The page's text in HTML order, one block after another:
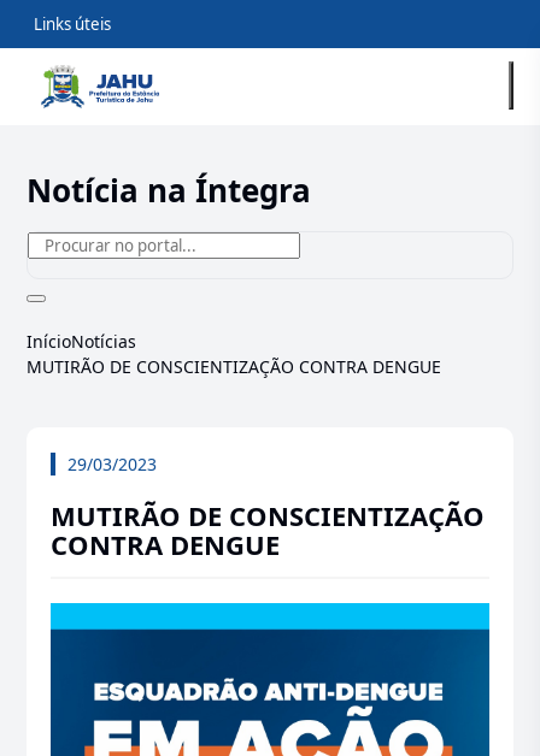
Links úteis
Notícia na Íntegra
InícioNotícias
MUTIRÃO DE CONSCIENTIZAÇÃO CONTRA DENGUE
29/03/2023
MUTIRÃO DE CONSCIENTIZAÇÃO
CONTRA DENGUE